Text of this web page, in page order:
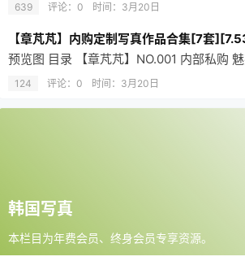
639 评论：0 时间： 3月20日
【章芃芃】内购定制写真作品合集[7套
预览图 目录 【章芃芃】NO.001 内部私购
124 评论：0 时间： 3月20日
韩国写真
本栏目为年费会员、终身会员专享资源。